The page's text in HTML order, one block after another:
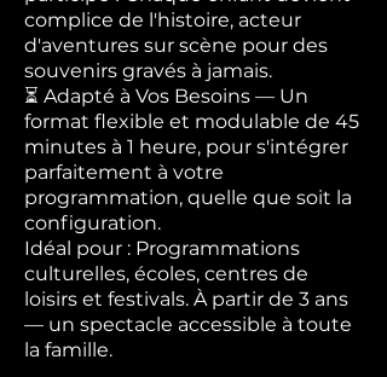
complice de l'histoire, acteur
d'aventures sur scène pour des
souvenirs gravés à jamais.
⏳ Adapté à Vos Besoins — Un
format flexible et modulable de 45
minutes à 1 heure, pour s'intégrer
parfaitement à votre
programmation, quelle que soit la
configuration.
Idéal pour : Programmations
culturelles, écoles, centres de
loisirs et festivals. À partir de 3 ans
— un spectacle accessible à toute
la famille.